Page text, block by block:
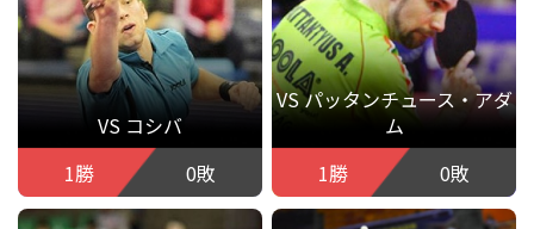
VS コシバ
1勝
0敗
VS パッタンチュース・アダ
ム
1勝
0敗